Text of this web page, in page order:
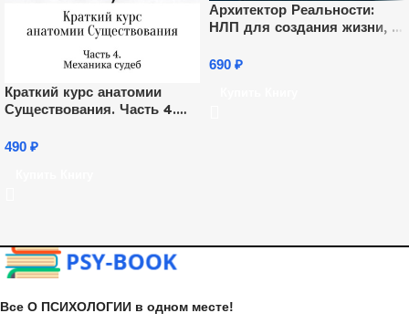
Краткий курс анатомии
Существования. Часть 4.
490 ₽
Архитектор Реальности:
НЛП для создания жизни, о
690 ₽
Все О ПСИХОЛОГИИ в одном месте!